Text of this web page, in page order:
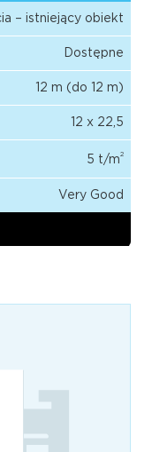
– istniejący obiekt
Dostępne
12 m (do 12 m)
12 x 22,5
5 t/m
2
Very Good